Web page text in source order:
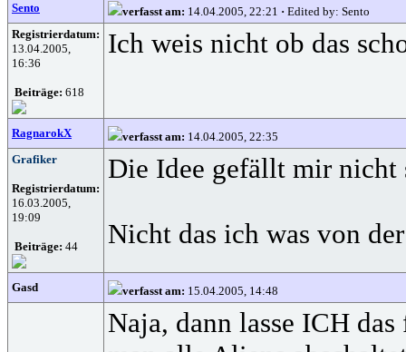
Sento verfasst am: 14.04.2005, 22:21 · Edited by: Sento
Registrierdatum:
13.04.2005,
16:36
Beiträge: 618
Ich weis nicht ob das
RagnarokX verfasst am: 14.04.2005, 22:35
Grafiker
Registrierdatum:
16.03.2005,
19:09
Beiträge: 44
Die Idee gefällt mir nicht
Nicht das ich was von
Gasd verfasst am: 15.04.2005, 14:48
Naja, dann lasse ICH